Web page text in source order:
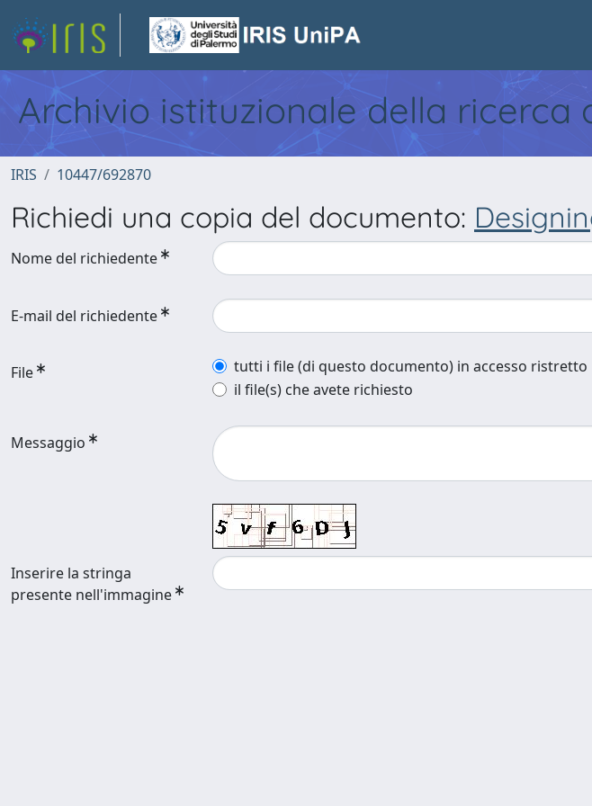
Archivio istituzionale della ricerca
IRIS 10447/692870
Richiedi una copia del documento:
Nome del richiedente
E-mail del richiedente
File
tutti i file (di questo documento) in accesso ristretto
il file(s) che avete richiesto
Messaggio
Inserire la stringa
presente nell'immagine